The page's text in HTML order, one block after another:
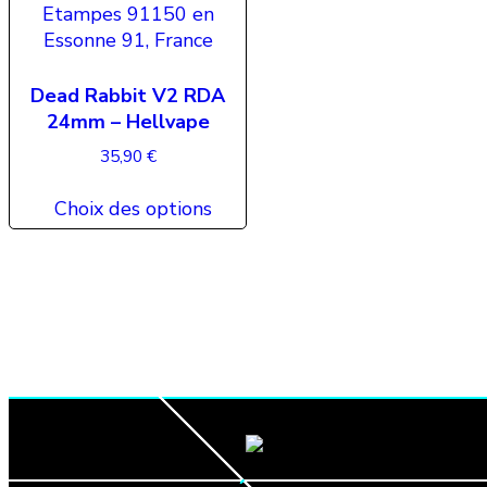
Dead Rabbit V2 RDA
24mm – Hellvape
35,90 €
Choix des optionsproduit
être
sur
la